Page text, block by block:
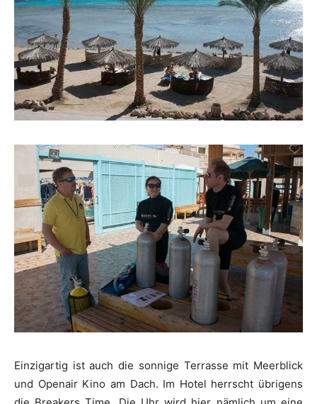
Einzigartig ist auch die sonnige Terrasse mit Meerblick
und Openair Kino am Dach. Im Hotel herrscht übrigens